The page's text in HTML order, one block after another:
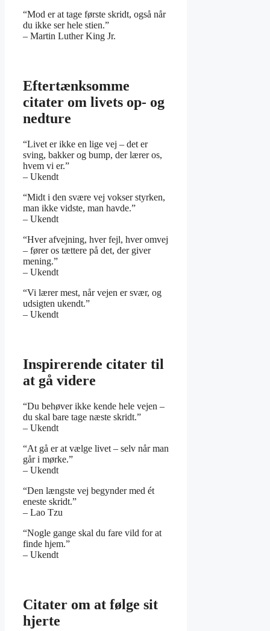
“Mod er at tage første skridt, også når
du ikke ser hele stien.”
– Martin Luther King Jr.
Eftertænksomme
citater om livets op- og
nedture
“Livet er ikke en lige vej – det er
sving, bakker og bump, der lærer os,
hvem vi er.”
– Ukendt
“Midt i den svære vej vokser styrken,
man ikke vidste, man havde.”
– Ukendt
“Hver afvejning, hver fejl, hver omvej
– fører os tættere på det, der giver
mening.”
– Ukendt
“Vi lærer mest, når vejen er svær, og
udsigten ukendt.”
– Ukendt
Inspirerende citater til
at gå videre
“Du behøver ikke kende hele vejen –
du skal bare tage næste skridt.”
– Ukendt
“At gå er at vælge livet – selv når man
går i mørke.”
– Ukendt
“Den længste vej begynder med ét
eneste skridt.”
– Lao Tzu
“Nogle gange skal du fare vild for at
finde hjem.”
– Ukendt
Citater om at følge sit
hjerte